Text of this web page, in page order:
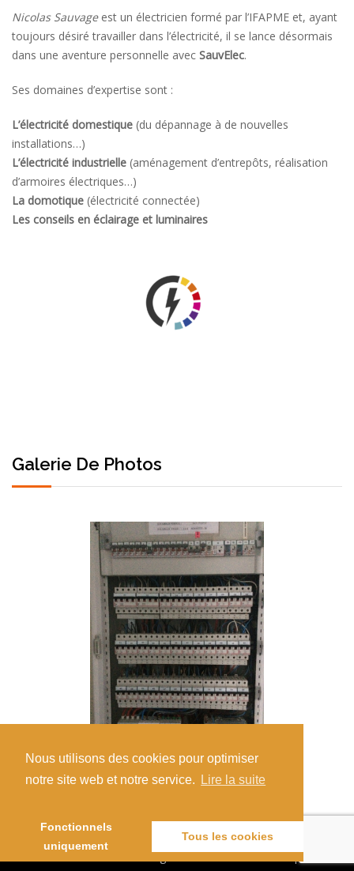
Nous utilisons des cookies pour optimiser
notre site web et notre service.
Lire la suite
Fonctionnels
uniquement
Tous les cookies
Nicolas Sauvageest un électricien formé par l’IFAPME et, ayant
toujours désiré travailler dans l’électricité, il se lance désormais
dans une aventure personnelle avec SauvElec.
Ses domaines d’expertise sont :
L’électricité domestique (du dépannage à de nouvelles
installations…)
L’électricité industrielle (aménagement d’entrepôts, réalisation
d’armoires électriques…)
La domotique (électricité connectée)
Les conseils en éclairage et luminaires
Galerie De Photos
SauvElec - Nicolas Sauvage - site réalisé avec Wordpress